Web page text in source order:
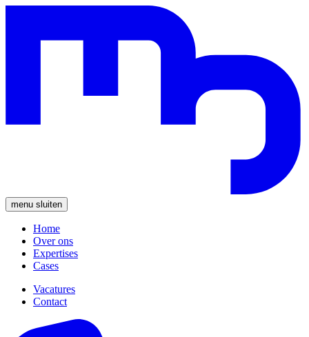
menu sluiten
Home
Over ons
Expertises
Cases
Vacatures
Contact